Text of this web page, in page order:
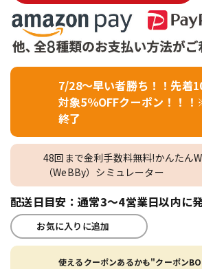
7/28～早い者勝ち！！先着
対象5％OFFクーポン！！
終了
48回まで金利手数料無料!かんたん
（WeBBy）シミュレーター
配送日目安：通常3～4営業日以内に
お気に入りに追加
使えるクーポンあるかも"クーポン